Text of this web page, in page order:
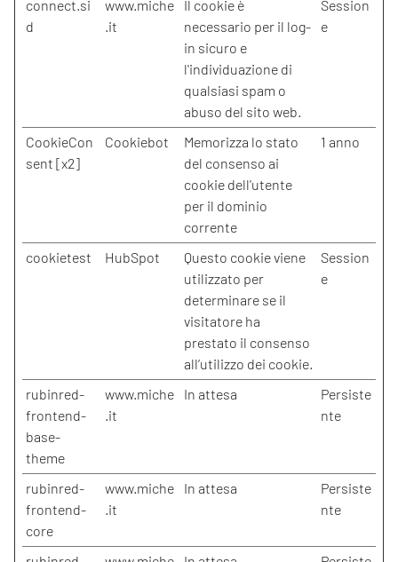
connect.si
d
www.miche
.it
Il cookie è
necessario per il log-
in sicuro e
l'individuazione di
qualsiasi spam o
abuso del sito web.
Session
e
CookieCon
sent [x2]
Cookiebot
Memorizza lo stato
del consenso ai
cookie dell'utente
per il dominio
corrente
1 anno
cookietest HubSpot
Questo cookie viene
utilizzato per
determinare se il
visitatore ha
prestato il consenso
all’utilizzo dei cookie.
Session
e
rubinred-
frontend-
base-
theme
www.miche
.it
In attesa
Persiste
nte
rubinred-
frontend-
core
www.miche
.it
In attesa
Persiste
nte